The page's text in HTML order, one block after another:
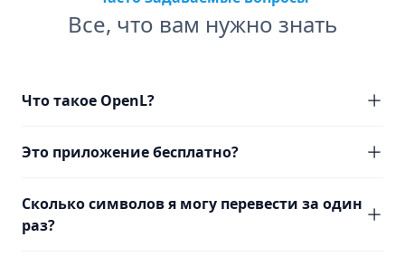
Все, что вам нужно знать
Что такое OpenL?
Это приложение бесплатно?
Сколько символов я могу перевести за один
раз?